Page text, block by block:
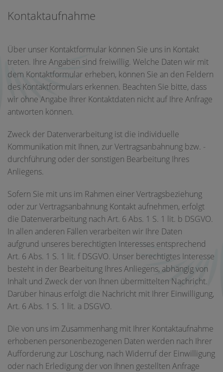
Kontaktaufnahme
Über unser Kontaktformular können Sie uns in Kontakt
treten. Ihre Angaben sind freiwillig. Welche Daten wir mit
dem Kontaktformular erheben, können Sie an den Feldern
des Kontaktformulars erkennen. Beachten Sie bitte, dass
wir ohne Angabe Ihrer Kontaktdaten nicht auf Ihre Anfrage
antworten können.
Zweck der Datenverarbeitung ist die individuelle
Kommunikation mit Ihnen, zur Vertragsanbahnung bzw. -
durchführung oder der sonstigen Bearbeitung Ihres
Anliegens.
Sofern Sie mit uns im Rahmen einer Vertragsbeziehung
oder zur Vertragsanbahnung Kontakt aufnehmen, erfolgt
die Datenverarbeitung nach Art. 6 Abs. 1 S. 1 lit. b DSGVO.
In allen anderen Fällen verarbeiten wir Ihre Daten
aufgrund unseres berechtigten Interesses entsprechend
Art. 6 Abs. 1 S. 1 lit. f DSGVO. Unser berechtigtes Interesse
besteht in der Bearbeitung Ihres Anliegens, abhängig von
Inhalt und Zweck der von Ihnen übermittelten Nachricht.
Darüber hinaus erfolgt die Nachricht mit Ihrer Einwilligung,
Art. 6 Abs. 1 S. 1 lit. a DSGVO.
Die von uns im Zusammenhang mit Ihrer Kontaktaufnahme
erhobenen personenbezogenen Daten werden nach Ihrer
Aufforderung zur Löschung, nach Widerruf der Einwilligung
oder nach Erledigung der von Ihnen gestellten Anfrage